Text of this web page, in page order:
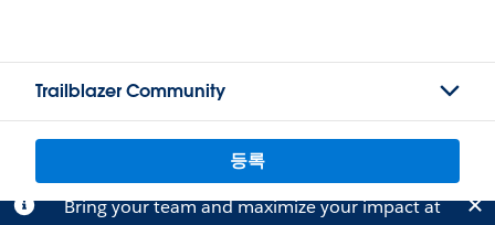
Trailblazer Community
등록
Bring your team and maximize your impact at